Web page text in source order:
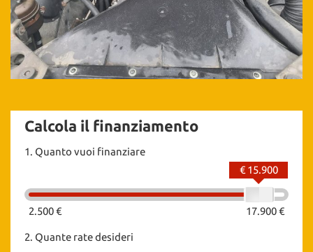
Calcola il finanziamento
1. Quanto vuoi finanziare
2.500 € 17.900 €
€ 15.900
2. Quante rate desideri